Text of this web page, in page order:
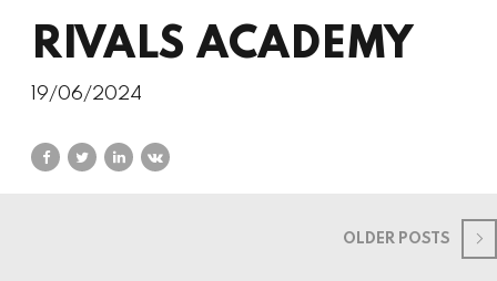
RIVALS ACADEMY
19/06/2024
OLDER POSTS